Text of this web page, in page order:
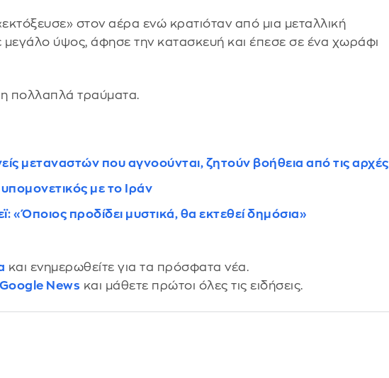
στον αέρα ενώ κρατιόταν από μια μεταλλική
ύψος, άφησε την κατασκευή και έπεσε σε ένα χωράφι
πολλαπλά τραύματα.
μεταναστών που αγνοούνται, ζητούν βοήθεια από τις αρχές
με το Ιράν
«Όποιος προδίδει μυστικά, θα εκτεθεί δημόσια»
και ενημερωθείτε για τα πρόσφατα νέα.
News και μάθετε πρώτοι όλες τις ειδήσεις.